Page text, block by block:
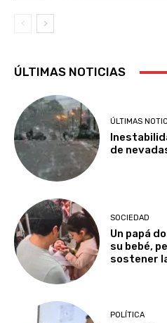
ÚLTIMAS NOTICIAS
ÚLTIMAS
de
SOCIEDAD
Un papá
su bebé,
sostener
POLÍTICA